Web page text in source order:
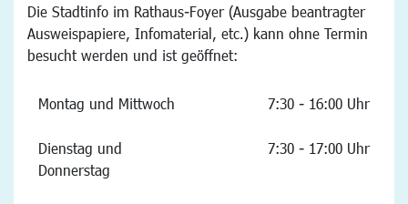
Die Stadtinfo im Rathaus-Foyer (Ausgabe beantragter
Ausweispapiere, Infomaterial, etc.) kann ohne Termin
besucht werden und ist geöffnet:
Montag und Mittwoch 7:30 - 16:00 Uhr
Dienstag und
Donnerstag
7:30 - 17:00 Uhr